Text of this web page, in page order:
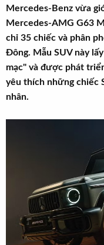
t
a
r
r
đ
ầ
Mercedes-Benz vừa
Mercedes-AMG G63
chỉ 35 chiếc và phân
Đông. Mẫu SUV này
mạc" và được phát
yêu thích những chiếc
nhân.